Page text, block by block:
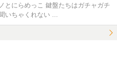
とにらめっこ 鍵盤たちはガチャガチ
いちゃくれない ...